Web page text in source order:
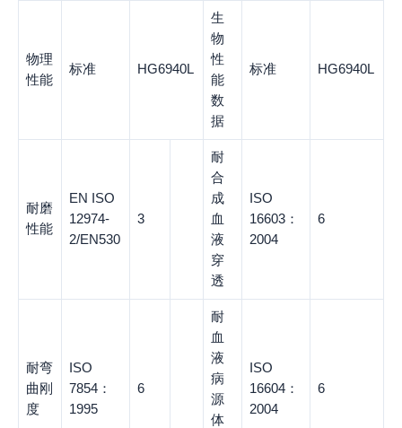
物理
性能
标准 HG6940L
生
物
性
能
数
据
标准 HG6940L
耐磨
性能
EN ISO
12974-
2/EN530
3
耐
合
成
血
液
穿
透
ISO
16603：
2004
6
耐弯
曲刚
度
ISO
7854：
1995
6
耐
血
液
病
源
体
ISO
16604：
2004
6